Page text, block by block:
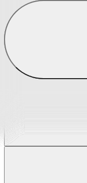
Prostěradla